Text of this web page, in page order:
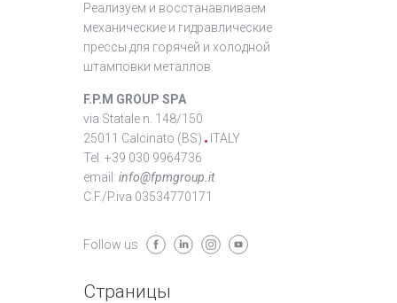
Реализуем и восстанавливаем
механические и гидравлические
прессы для горячей и холодной
штамповки металлов.
F.P.M GROUP SPA
via Statale n. 148/150
25011 Calcinato (BS)
ITALY
Tel. +39 030 9964736
email: info@fpmgroup.it
C.F./P.iva 03534770171
Follow us
Страницы